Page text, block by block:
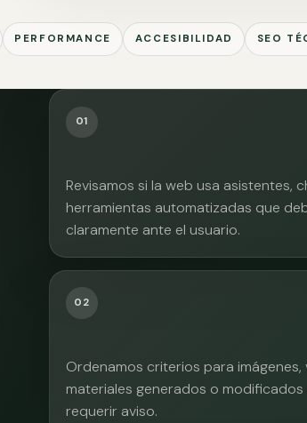
PERFORMANCE ACCESIBILIDAD SEO
01
Revisamos si la web usa asistentes,
herramientas automatizadas que
claramente ante el usuario.
02
Ordenamos criterios para
materiales generados o
requerir aviso.